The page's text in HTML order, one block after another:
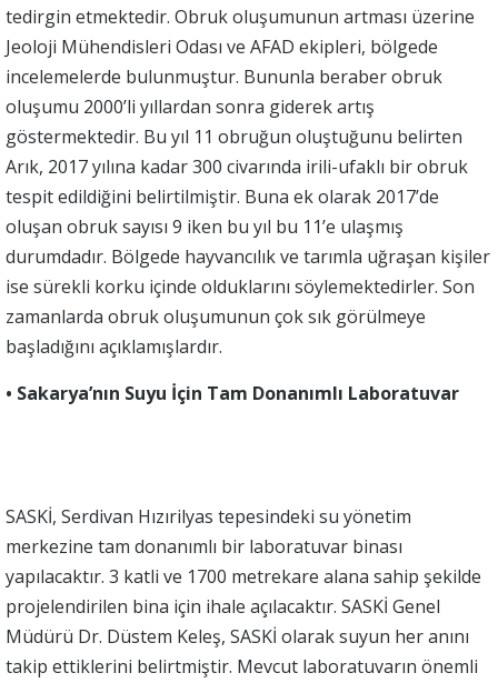
tedirgin etmektedir. Obruk oluşumunun artması üzerine
Jeoloji Mühendisleri Odası ve AFAD ekipleri, bölgede
incelemelerde bulunmuştur. Bununla beraber obruk
oluşumu 2000’li yıllardan sonra giderek artış
göstermektedir. Bu yıl 11 obruğun oluştuğunu belirten
Arık, 2017 yılına kadar 300 civarında irili-ufaklı bir obruk
tespit edildiğini belirtilmiştir. Buna ek olarak 2017’de
oluşan obruk sayısı 9 iken bu yıl bu 11’e ulaşmış
durumdadır. Bölgede hayvancılık ve tarımla uğraşan kişiler
ise sürekli korku içinde olduklarını söylemektedirler. Son
zamanlarda obruk oluşumunun çok sık görülmeye
başladığını açıklamışlardır.
• Sakarya’nın Suyu İçin Tam Donanımlı Laboratuvar
SASKİ, Serdivan Hızırilyas tepesindeki su yönetim
merkezine tam donanımlı bir laboratuvar binası
yapılacaktır. 3 katli ve 1700 metrekare alana sahip şekilde
projelendirilen bina için ihale açılacaktır. SASKİ Genel
Müdürü Dr. Düstem Keleş, SASKİ olarak suyun her anını
takip ettiklerini belirtmiştir. Mevcut laboratuvarın önemli